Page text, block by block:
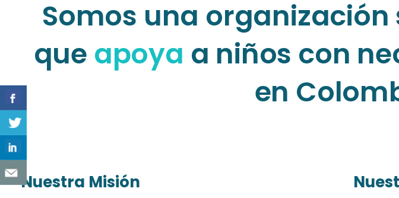
Somos una
que apoya a niños con
en
Nuestra Misión